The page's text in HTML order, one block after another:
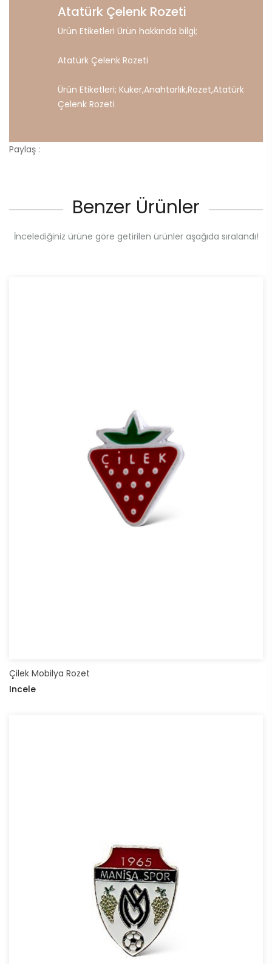
Atatürk Çelenk Rozeti
Ürün Etiketleri Ürün hakkında bilgi;
Atatürk Çelenk Rozeti
Ürün Etiketleri; Kuker,Anahtarlık,Rozet,Atatürk
Çelenk Rozeti
Paylaş :
Benzer Ürünler
İncelediğiniz ürüne göre getirilen ürünler aşağıda sıralandı!
Çilek Mobilya Rozet
Incele